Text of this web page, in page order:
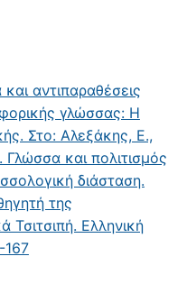
αντιπαραθέσεις
γλώσσας: Η
Στο: Αλεξάκης, Ε.,
και πολιτισμός
διάσταση.
της
Ελληνική
167